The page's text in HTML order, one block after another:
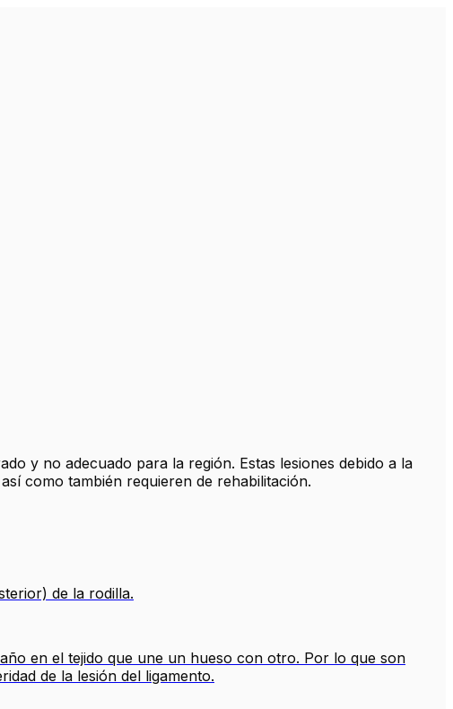
y no adecuado para la región. Estas lesiones debido a la
como también requieren de rehabilitación.
de la rodilla.
en el tejido que une un hueso con otro. Por lo que son
de la lesión del ligamento.